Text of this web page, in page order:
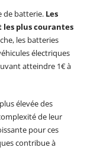
de batterie. Les
les plus courantes
les batteries
électriques
atteindre 1€ à
élevée des
de leur
pour ces
contribue à